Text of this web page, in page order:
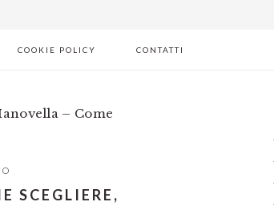
COOKIE POLICY CONTATTI
– Come
SCEGLIERE,